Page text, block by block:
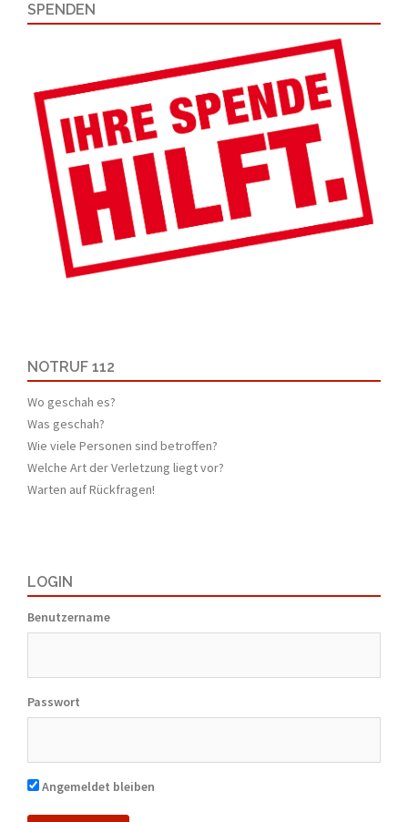
SPENDEN
NOTRUF 112
Wo geschah es?
Was geschah?
Wie viele Personen sind betroffen?
Welche Art der Verletzung liegt vor?
Warten auf Rückfragen!
LOGIN
Benutzername
Passwort
Angemeldet bleiben